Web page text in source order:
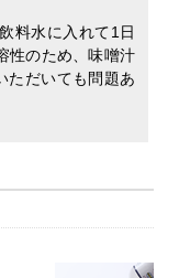
料水に入れて1日
性のため、味噌汁
ただいても問題あ